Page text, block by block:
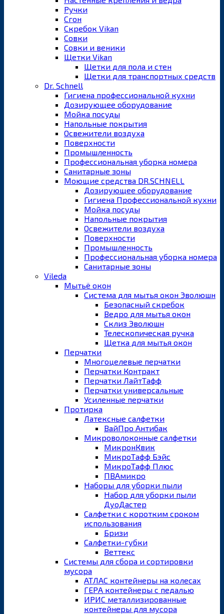
Ручки
Сгон
Скребок Vikan
Совки
Совки и веники
Щетки Vikan
Щетки для пола и стен
Щетки для транспортных средств
Dr. Schnell
Гигиена профессиональной кухни
Дозирующее оборудование
Мойка посуды
Напольные покрытия
Освежители воздуха
Поверхности
Промышленность
Профессиональная уборка номера
Санитарные зоны
Моющие средства DR.SCHNELL
Дозирующее оборудование
Гигиена Профессиональной кухни
Мойка посуды
Напольные покрытия
Освежители воздуха
Поверхности
Промышленность
Профессиональная уборка номера
Санитарные зоны
Vileda
Мытьё окон
Система для мытья окон Эволюшн
Безопасный скребок
Ведро для мытья окон
Склиз Эволюшн
Телескопическая ручка
Щетка для мытья окон
Перчатки
Многоцелевые перчатки
Перчатки Контракт
Перчатки ЛайтТафф
Перчатки универсальные
Усиленные перчатки
Протирка
Латексные салфетки
ВайПро Антибак
Микроволоконные салфетки
МикронКвик
МикроТафф Бэйс
МикроТафф Плюс
ПВАмикро
Наборы для уборки пыли
Набор для уборки пыли
ДуоДастер
Салфетки с коротким сроком
использования
Бризи
Салфетки-губки
Веттекс
Системы для сбора и сортировки
мусора
АТЛАС контейнеры на колесах
ГЕРА контейнеры с педалью
ИРИС металлизированные
контейнеры для мусора